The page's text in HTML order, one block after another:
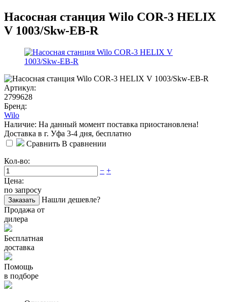
Насосная станция Wilo COR-3 HELIX
V 1003/Skw-EB-R
Артикул:
2799628
Бренд:
Wilo
Наличие: На данный момент поставка приостановлена!
Доставка в г. Уфа 3-4 дня, бесплатно
Сравнить В сравнении
Кол-во:
− +
Цена:
по запросу
Заказать
Нашли дешевле?
Продажа от
дилера
Бесплатная
доставка
Помощь
в подборе